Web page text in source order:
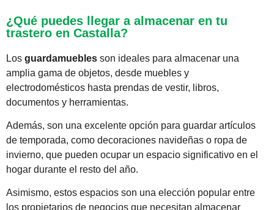
¿Qué puedes llegar a almacenar en tu
trastero en Castalla?
Los guardamuebles son ideales para almacenar una
amplia gama de objetos, desde muebles y
electrodomésticos hasta prendas de vestir, libros,
documentos y herramientas.
Además, son una excelente opción para guardar artículos
de temporada, como decoraciones navideñas o ropa de
invierno, que pueden ocupar un espacio significativo en el
hogar durante el resto del año.
Asimismo, estos espacios son una elección popular entre
los propietarios de negocios que necesitan almacenar